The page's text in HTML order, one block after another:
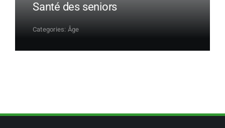
Santé des seniors
Categories: Âge